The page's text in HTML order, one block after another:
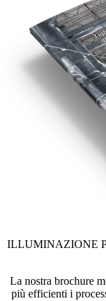
ILLUMINAZIONE
La nostra brochure
più efficienti i